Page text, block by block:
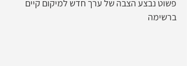
פשוט נבצע הצבה של ערך חדש למיקום קיים
ברשימה